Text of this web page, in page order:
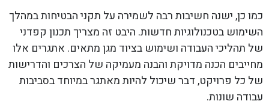
כמו כן, ישנה חשיבות רבה לשמירה על תקני הבטיחות במהלך
השימוש בטכנולוגיות חדשות. היבט זה מצריך תכנון קפדני
של תהליכי העבודה ושימוש בציוד מגן מתאים. אתגרים אלו
מחייבים הכנה מדויקת והבנה מעמיקה של הצרכים והדרישות
של כל פרויקט, דבר שיכול להיות מאתגר במיוחד בסביבות
עבודה שונות.